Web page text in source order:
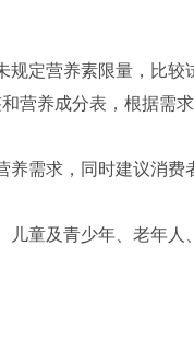
定营养素限量，比较
营养成分表，根据需
需求，同时建议消费
童及青少年、老年人